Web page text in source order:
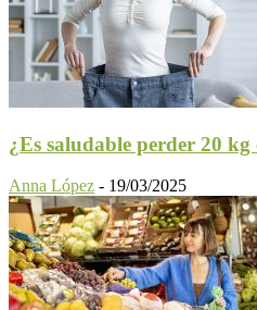
¿Es saludable perder 20 kg
Anna López - 19/03/2025